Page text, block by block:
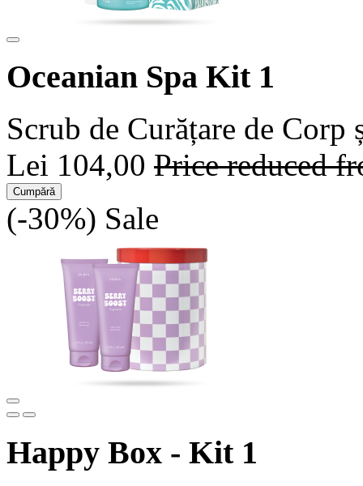
Oceanian Spa Kit 1
Scrub de Curățare de
Lei 104,00 Price reduced
Cumpără
(-30%) Sale
Happy Box - Kit 1